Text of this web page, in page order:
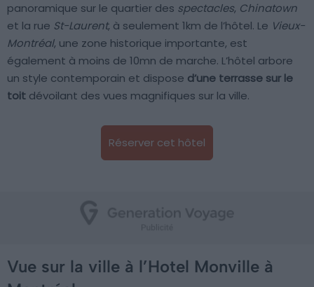
panoramique sur le quartier des spectacles, Chinatown
et la rue St-Laurent, à seulement 1km de l’hôtel. Le Vieux-
Montréal, une zone historique importante, est
également à moins de 10mn de marche. L’hôtel arbore
un style contemporain et dispose d’une terrasse sur le
toit dévoilant des vues magnifiques sur la ville.
Réserver cet hôtel
Vue sur la ville à l’Hotel Monville à